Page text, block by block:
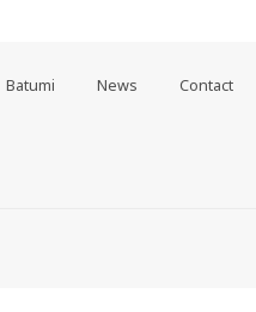
Batumi News Contact